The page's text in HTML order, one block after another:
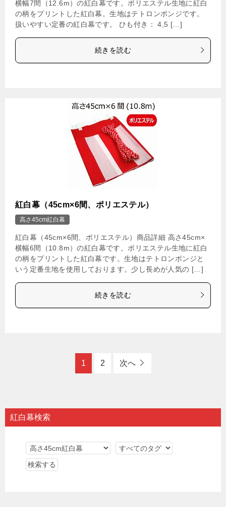
横幅7間（12.6m）の紅白幕です。ポリエステル生地に紅白
の柄をプリントした紅白幕。生地はテトロンポンジです。
扱いやすい定番の紅白幕です。 ひも付き： 4,5 […]
続きを読む
紅白幕（45cm×6間、ポリエステル）
高さ45cm紅白幕
紅白幕（45cm×6間、ポリエステル）商品詳細 高さ45cm×
横幅6間（10.8m）の紅白幕です。ポリエステル生地に紅白
の柄をプリントした紅白幕です。生地はテトロンポンジと
いう定番生地を使用しております。少し長めが人気の […]
続きを読む
1 2 次へ
紅白幕検索